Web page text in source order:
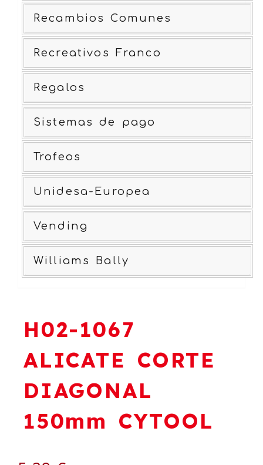
Recambios Comunes
Recreativos Franco
Regalos
Sistemas de pago
Trofeos
Unidesa-Europea
Vending
Williams Bally
H02-1067
ALICATE CORTE
DIAGONAL
150mm CYTOOL